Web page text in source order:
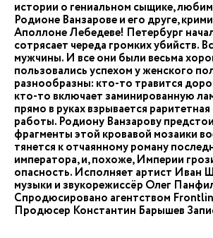
истории о гениальном сыщике,
Родионе Ванзарове и его друге,
Аполлоне Лебедеве! Петербург
сотрясает череда громких убийств.
мужчины. И все они были весьма
пользовались успехом у женского
разнообразны: кто-то травится
кто-то включает заминированную
прямо в руках взрывается
работы. Родиону Ванзарову
фрагменты этой кровавой мозаики
тянется к отчаянному роману
императора, и, похоже, Империи
опасность. Исполняет артист Иван
музыки и звукорежиссёр Олег
Спродюсировано агентством
Продюсер Константин Барышев